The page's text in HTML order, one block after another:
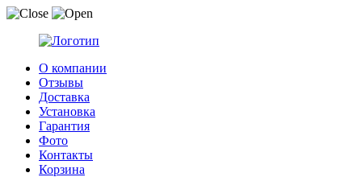
О компании
Отзывы
Доставка
Установка
Гарантия
Фото
Контакты
Корзина